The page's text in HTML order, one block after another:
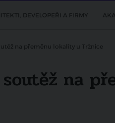
DEVELOPEŘI A FIRMY
na přeměnu lokality u Tržnice
na